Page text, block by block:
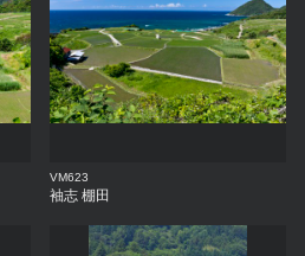
VM623
袖志 棚田